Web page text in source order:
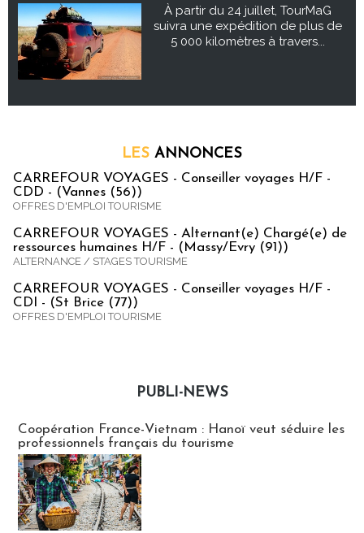
À partir du 24 juillet, TourMaG
suivra une expédition de plus de
5 000 kilomètres à travers...
LES ANNONCES
CARREFOUR VOYAGES - Conseiller voyages H/F -
CDD - (Vannes (56))
OFFRES D'EMPLOI TOURISME
CARREFOUR VOYAGES - Alternant(e) Chargé(e) de
ressources humaines H/F - (Massy/Evry (91))
ALTERNANCE / STAGES TOURISME
CARREFOUR VOYAGES - Conseiller voyages H/F -
CDI - (St Brice (77))
OFFRES D'EMPLOI TOURISME
PUBLI-NEWS
Coopération France-Vietnam : Hanoï veut séduire les
professionnels français du tourisme